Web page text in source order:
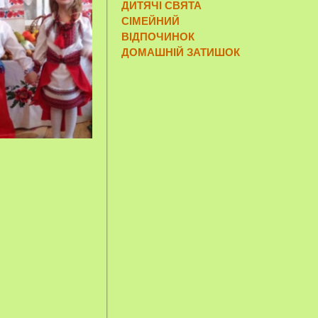
ДИТЯЧІ СВЯТА
СІМЕЙНИЙ
ВІДПОЧИНОК
ДОМАШНІЙ ЗАТИШОК